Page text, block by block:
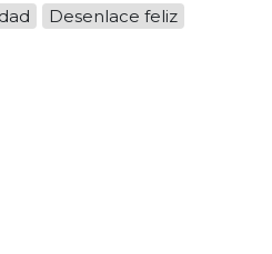
Desenlace feliz